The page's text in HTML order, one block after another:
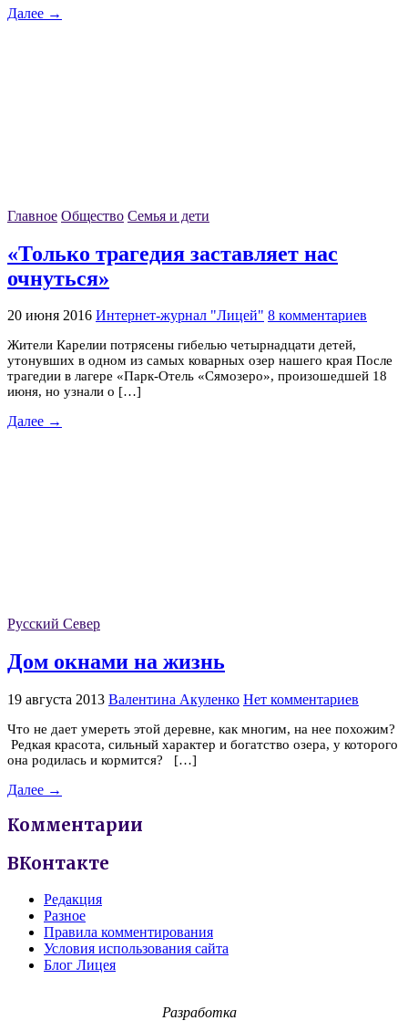
Далее →
Главное Общество Семья и дети
«Только трагедия заставляет нас
очнуться»
20 июня 2016 Интернет-журнал "Лицей" 8 комментариев
Жители Карелии потрясены гибелью четырнадцати детей,
утонувших в одном из самых коварных озер нашего края После
трагедии в лагере «Парк-Отель «Сямозеро», произошедшей 18
июня, но узнали о […]
Далее →
Русский Север
Дом окнами на жизнь
19 августа 2013 Валентина Акуленко Нет комментариев
Что не дает умереть этой деревне, как многим, на нее похожим?
Редкая красота, сильный характер и богатство озера, у которого
она родилась и кормится? […]
Далее →
Комментарии
ВКонтакте
Редакция
Разное
Правила комментирования
Условия использования сайта
Блог Лицея
Разработка